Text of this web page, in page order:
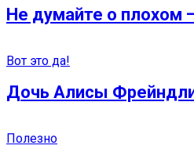
Не думайте о плохом
Вот это да!
Дочь Алисы
Полезно